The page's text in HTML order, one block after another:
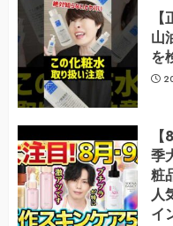
山
を
季
粧
人
イ